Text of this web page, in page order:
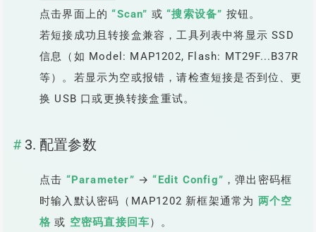
点击界面上的“Scan” 或“搜索设备” 按钮。
若短接成功且转接盒兼容，工具列表中将显示 SSD
信息（如 Model: MAP1202, Flash: MT29F...B37R
等）。若显示为空或报错，请检查短接是否到位、更
换 USB 口或更换转接盒重试。
3. 配置参数
点击 “Parameter” →“Edit Config” ，弹出密码框
时输入默认密码（MAP1202 新框架通常为 两个空
格 或 空密码直接回车）。